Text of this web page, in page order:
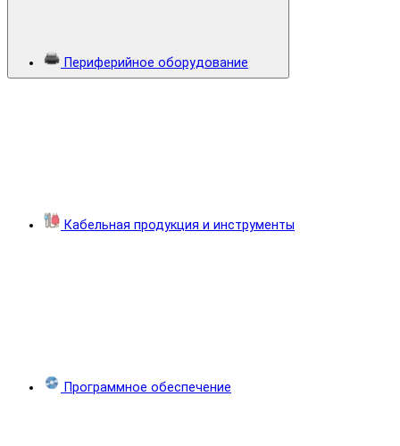
Периферийное оборудование
Кабельная продукция и инструменты
Программное обеспечение